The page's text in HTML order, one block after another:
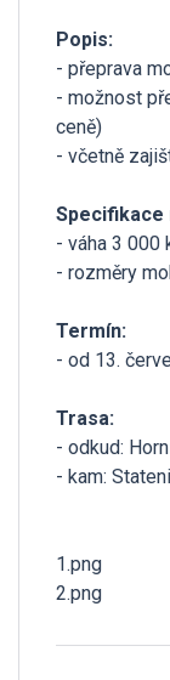
Popis:
- přeprava
- možnost
ceně)
- včetně
Specifikace
- váha 3 000
- rozměry
Termín:
- od 13.
Trasa:
- odkud:
- kam:
1.png
2.png